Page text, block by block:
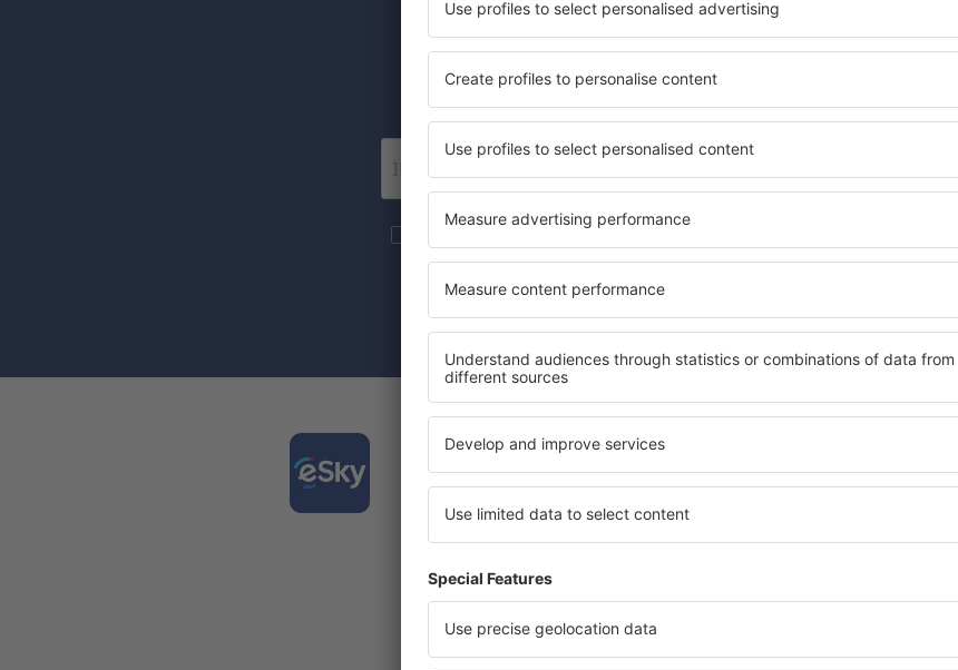
Günstige Flüge, Städtereisen, Urlaub – sichern Sie
Reiseangebote vor anderen.
Wir senden Dir nur die besten Schnäppchen –
Mit dem Ankreuzen der Newsletter Checkbox und der Auswahl
Zustimmung zur Verarbeitung Ihrer persönlichen Daten
Laden Sie unsere App herunter
und planen Sie Ihre Reisen
Täglich neue Angebote zur Hand
Alle Ihre Buchungen an einem Ort